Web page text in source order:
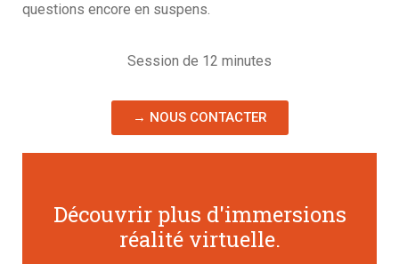
questions encore en suspens.
Session de 12 minutes
→ NOUS CONTACTER
Découvrir plus d'immersions
réalité virtuelle.